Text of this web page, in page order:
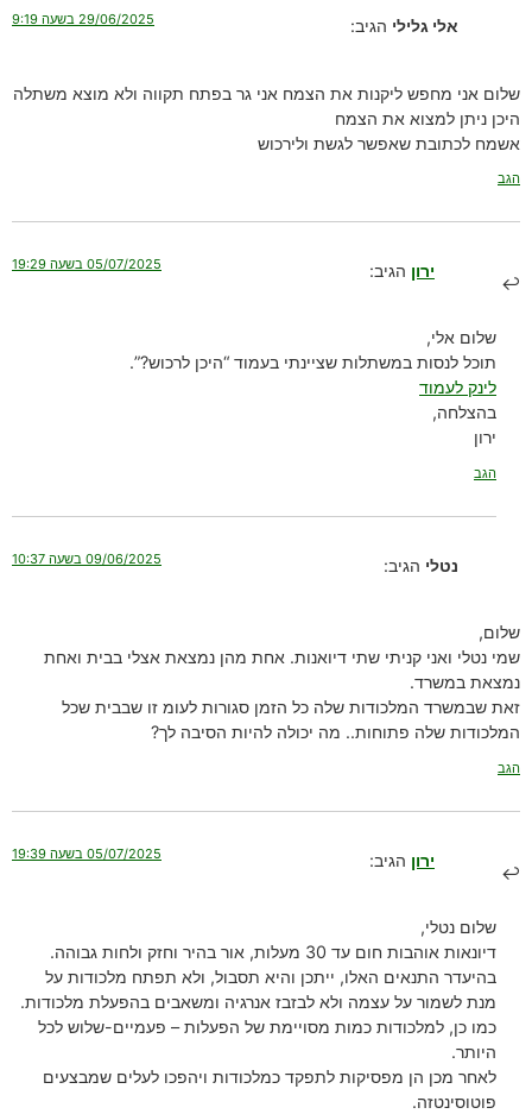
אלי גלילי הגיב: 29/06/2025 בשעה 9:19
שלום אני מחפש ליקנות את הצמח אני גר בפתח תקווה ולא מוצא משתלה
היכן ניתן למצוא את הצמח
אשמח לכתובת שאפשר לגשת ולירכוש
הגב
ירון הגיב: 05/07/2025 בשעה 19:29
שלום אלי,
תוכל לנסות במשתלות שציינתי בעמוד “היכן לרכוש?”.
לינק לעמוד
בהצלחה,
ירון
הגב
נטלי הגיב: 09/06/2025 בשעה 10:37
שלום,
שמי נטלי ואני קניתי שתי דיואנות. אחת מהן נמצאת אצלי בבית ואחת
נמצאת במשרד.
זאת שבמשרד המלכודות שלה כל הזמן סגורות לעומ זו שבבית שכל
המלכודות שלה פתוחות.. מה יכולה להיות הסיבה לך?
הגב
ירון הגיב: 05/07/2025 בשעה 19:39
שלום נטלי,
דיונאות אוהבות חום עד 30 מעלות, אור בהיר וחזק ולחות גבוהה.
בהיעדר התנאים האלו, ייתכן והיא תסבול, ולא תפתח מלכודות על
מנת לשמור על עצמה ולא לבזבז אנרגיה ומשאבים בהפעלת מלכודות.
כמו כן, למלכודות כמות מסויימת של הפעלות – פעמיים-שלוש לכל
היותר.
לאחר מכן הן מפסיקות לתפקד כמלכודות ויהפכו לעלים שמבצעים
פוטוסינטזה.